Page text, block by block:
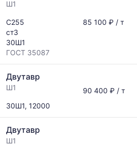
Ш1
С255
ст3
30Ш1
ГОСТ 35087
85 100 ₽ / т
Двутавр
Ш1
30Ш1, 12000
90 400 ₽ / т
Двутавр
Ш1